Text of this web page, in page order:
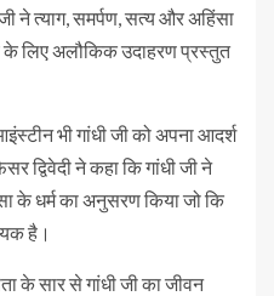
ने त्याग, समर्पण, सत्य और अहिंसा
के लिए अलौकिक उदाहरण प्रस्तुत
भी गांधी जी को अपना आदर्श
द्विवेदी ने कहा कि गांधी जी ने
के धर्म का अनुसरण किया जो कि
है।
के सार से गांधी जी का जीवन